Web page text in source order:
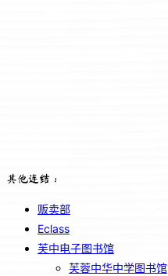
其他连结：
贩卖部
Eclass
芙中电子图书馆
芙蓉中华中学图书馆